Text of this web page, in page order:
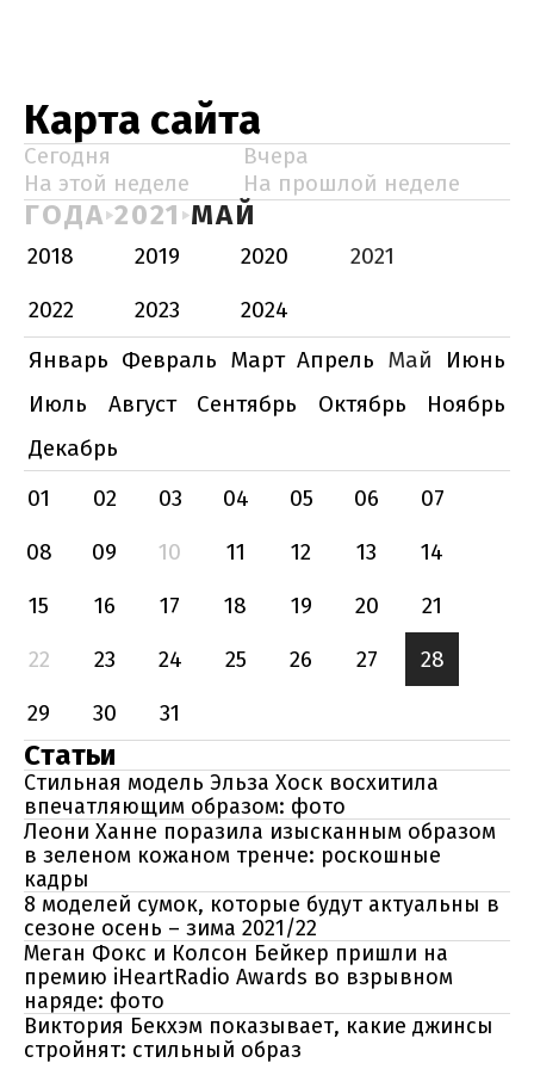
Карта сайта
Сегодня
Вчера
На этой неделе
На прошлой неделе
ГОДА 2021 МАЙ
2018 2019 2020
2021
2022
2023
2024
Январь Февраль Март Апрель Май
Июнь
Июль
Август Сентябрь Октябрь
Ноябрь
Декабрь
01
02 03 04 05 06
07
08
09 10 11 12 13
14
15
16 17 18 19 20
21
22
23 24 25 26 27
28
29
30 31
Статьи
Стильная модель Эльза Хоск восхитила
впечатляющим образом: фото
Леони Ханне поразила изысканным образом
в зеленом кожаном тренче: роскошные
кадры
8 моделей сумок, которые будут актуальны в
сезоне осень – зима 2021/22
Меган Фокс и Колсон Бейкер пришли на
премию iHeartRadio Awards во взрывном
наряде: фото
Виктория Бекхэм показывает, какие джинсы
стройнят: стильный образ